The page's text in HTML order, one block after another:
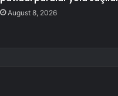
August 8, 2026